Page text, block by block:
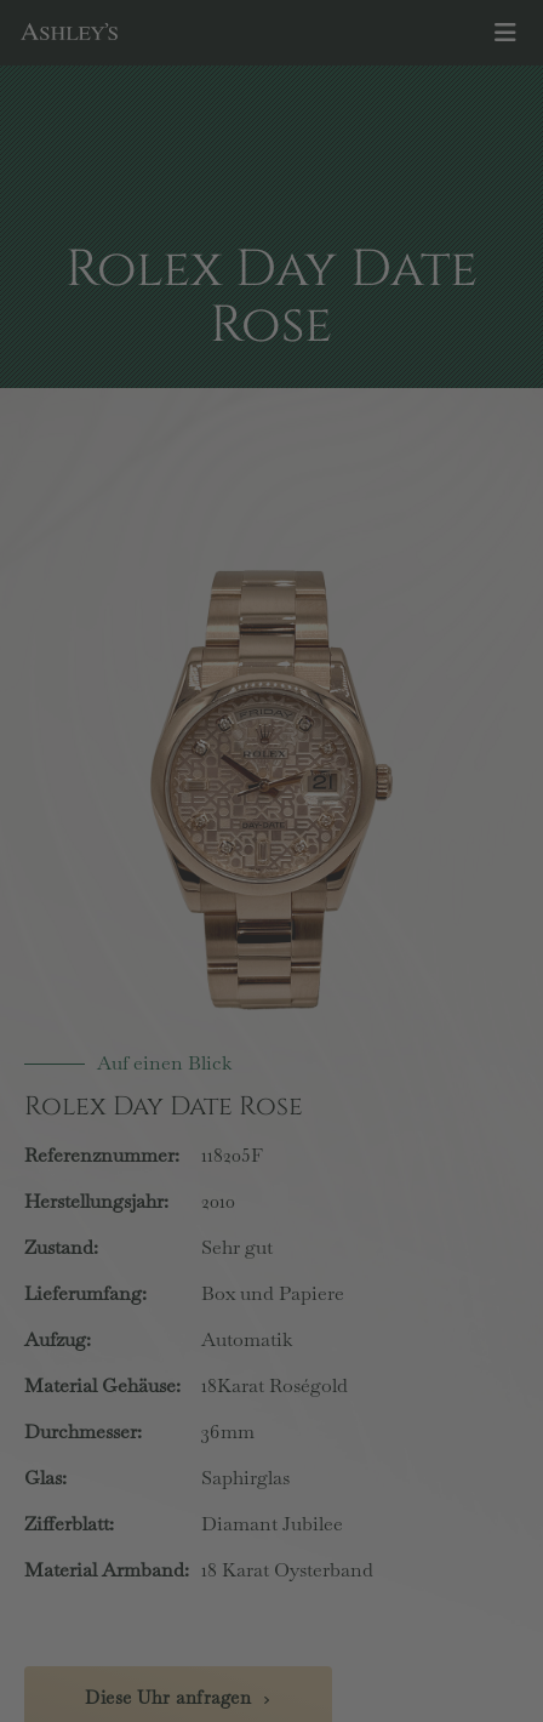
Rolex Day Date
Rose
Auf einen Blick
Rolex Day Date Rose
Referenznummer:
118205F
Herstellungsjahr:
2010
Zustand:
Sehr gut
Lieferumfang:
Box und Papiere
Aufzug:
Automatik
Material Gehäuse:
18Karat Roségold
Durchmesser:
36mm
Glas:
Saphirglas
Zifferblatt:
Diamant Jubilee
Material Armband: 18 Karat Oysterband
Diese Uhr anfragen